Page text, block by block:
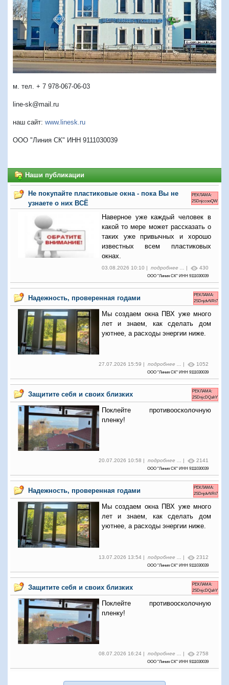
м. тел. + 7 978-067-06-03
line-sk@mail.ru
наш сайт: www.linesk.ru
ООО "Линия СК" ИНН 9111030039
Наши публикации
Не покупайте пластиковые окна - пока Вы не
узнаете о них ВСЁ
РЕКЛАМА:
2SDnjccooQW
Наверное уже каждый человек в
какой то мере может рассказать о
таких уже привычных и хорошо
известных всем пластиковых
окнах.
03.08.2026 10:10 | подробнее ... | 430
ООО "Линия СК" ИНН 9111030039
Надежность, проверенная годами
РЕКЛАМА:
2SDnjdvNRt7
Мы создаем окна ПВХ уже много
лет и знаем, как сделать дом
уютнее, а расходы энергии ниже.
27.07.2026 15:59 | подробнее ... | 1052
ООО "Линия СК" ИНН 9111030039
Защитите себя и своих близких
РЕКЛАМА:
2SDnjcDQahY
Поклейте противоосколочную
пленку!
20.07.2026 10:58 | подробнее ... 2141
ООО "Линия СК" ИНН 9111030039
Надежность, проверенная годами
РЕКЛАМА:
2SDnjdvNRt7
Мы создаем окна ПВХ уже много
лет и знаем, как сделать дом
уютнее, а расходы энергии ниже.
13.07.2026 13:54 | подробнее ... | 2312
ООО "Линия СК" ИНН 9111030039
Защитите себя и своих близких
РЕКЛАМА:
2SDnjcDQahY
Поклейте противоосколочную
пленку!
08.07.2026 16:24 | подробнее ... | 2758
ООО "Линия СК" ИНН 9111030039